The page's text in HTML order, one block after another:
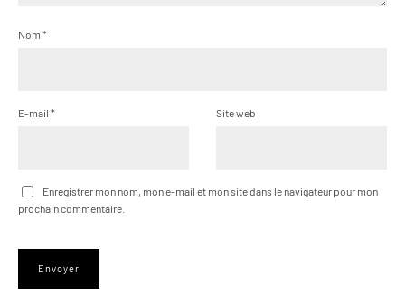
Nom *
E-mail * Site web
Enregistrer mon nom, mon e-mail et mon site dans le navigateur pour mon
prochain commentaire.